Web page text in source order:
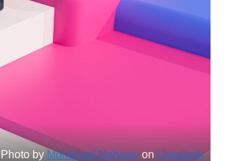
Photo byMohamed NohassionUnsplash